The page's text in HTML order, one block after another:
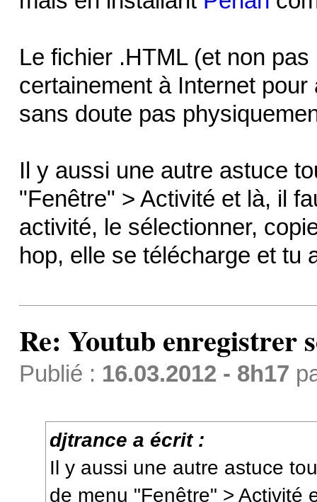
Le fichier .HTML (et non
certainement à Internet
sans doute pas
Il y aussi une autre astuce
"Fenêtre" > Activité et là, il
activité, le sélectionner,
hop, elle se télécharge et
Re: Youtub enregistrer
Publié : 16.03.2012 - 8h17
djtrance a écrit :
Il y aussi une autre astuce
de menu "Fenêtre" > Activité